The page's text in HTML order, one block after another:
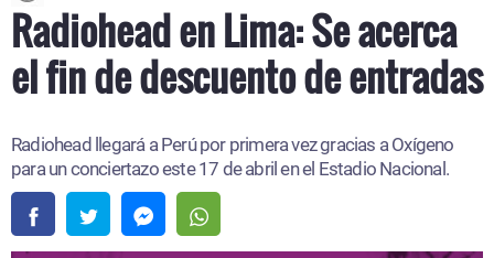
Radiohead en Lima: Se acerca
el fin de descuento de entradas
Radiohead llegará a Perú por primera vez gracias a Oxígeno
para un conciertazo este 17 de abril en el Estadio Nacional.